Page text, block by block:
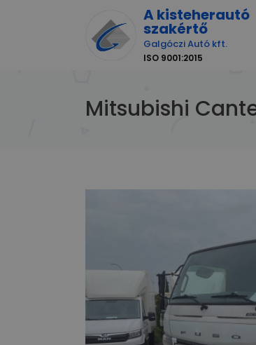
A kisteherautó
szakértő
Galgóczi Autó kft.
ISO 9001:2015
Mitsubishi